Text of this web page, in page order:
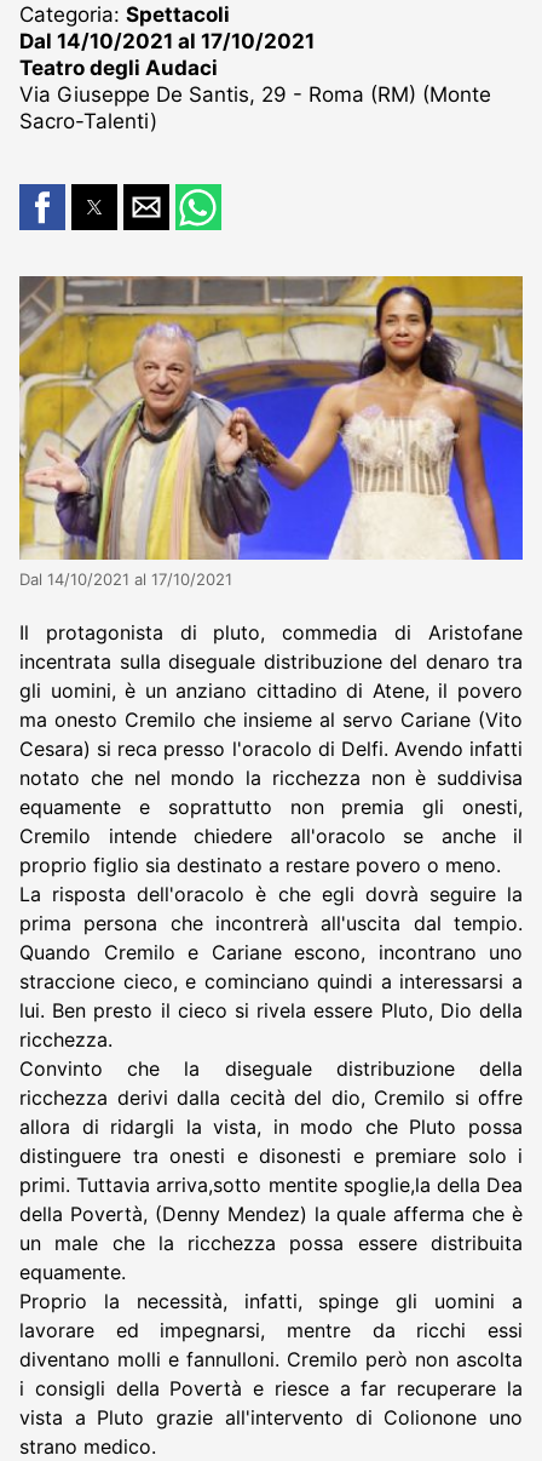
Categoria: Spettacoli
Dal 14/10/2021 al 17/10/2021
Teatro degli Audaci
Via Giuseppe De Santis, 29 - Roma (RM) (Monte
Sacro-Talenti)
Dal 14/10/2021 al 17/10/2021
Il protagonista di pluto, commedia di Aristofane
incentrata sulla diseguale distribuzione del denaro tra
gli uomini, è un anziano cittadino di Atene, il povero
ma onesto Cremilo che insieme al servo Cariane (Vito
Cesara) si reca presso l'oracolo di Delfi. Avendo infatti
notato che nel mondo la ricchezza non è suddivisa
equamente e soprattutto non premia gli onesti,
Cremilo intende chiedere all'oracolo se anche il
proprio figlio sia destinato a restare povero o meno.
La risposta dell'oracolo è che egli dovrà seguire la
prima persona che incontrerà all'uscita dal tempio.
Quando Cremilo e Cariane escono, incontrano uno
straccione cieco, e cominciano quindi a interessarsi a
lui. Ben presto il cieco si rivela essere Pluto, Dio della
ricchezza.
Convinto che la diseguale distribuzione della
ricchezza derivi dalla cecità del dio, Cremilo si offre
allora di ridargli la vista, in modo che Pluto possa
distinguere tra onesti e disonesti e premiare solo i
primi. Tuttavia arriva,sotto mentite spoglie,la della Dea
della Povertà, (Denny Mendez) la quale afferma che è
un male che la ricchezza possa essere distribuita
equamente.
Proprio la necessità, infatti, spinge gli uomini a
lavorare ed impegnarsi, mentre da ricchi essi
diventano molli e fannulloni. Cremilo però non ascolta
i consigli della Povertà e riesce a far recuperare la
vista a Pluto grazie all'intervento di Colionone uno
strano medico.